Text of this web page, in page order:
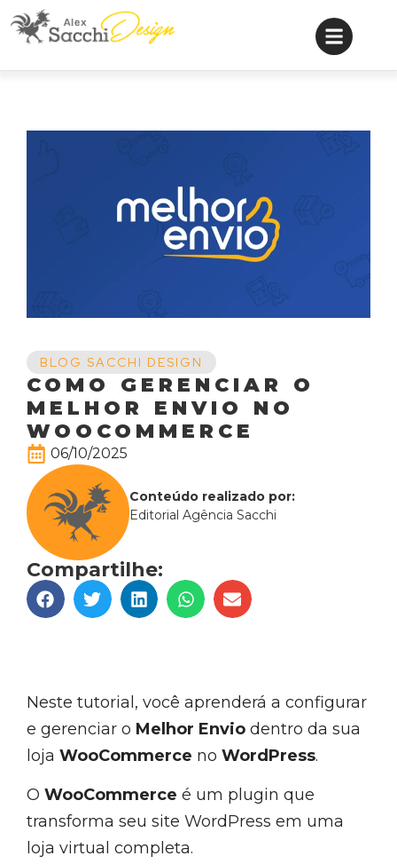
BLOG SACCHI DESIGN
COMO GERENCIAR O
MELHOR ENVIO NO
WOOCOMMERCE
06/10/2025
Conteúdo realizado por:
Editorial Agência Sacchi
Compartilhe:
Neste tutorial, você aprenderá a configurar
e gerenciar o Melhor Envio dentro da sua
loja WooCommerce no WordPress.
O WooCommerce é um plugin que
transforma seu site WordPress em uma
loja virtual completa.